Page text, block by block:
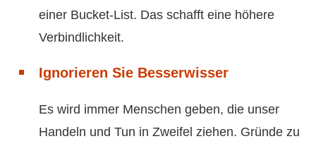
einer Bucket-List. Das schafft eine höhere
Verbindlichkeit.
Ignorieren Sie Besserwisser
Es wird immer Menschen geben, die unser
Handeln und Tun in Zweifel ziehen. Gründe zu